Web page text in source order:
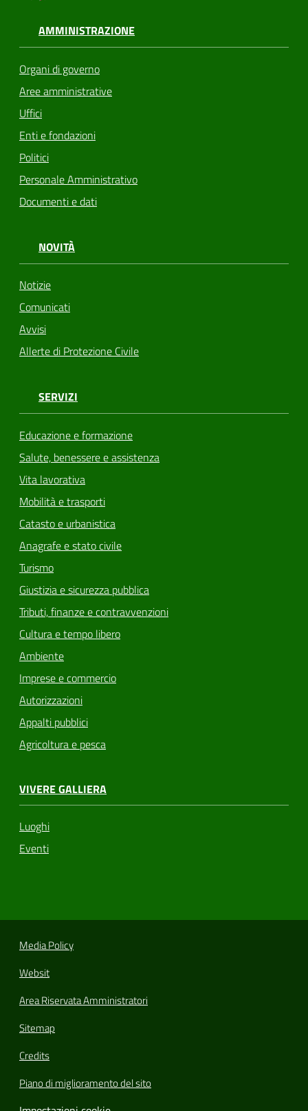
AMMINISTRAZIONE
Organi di governo
Aree amministrative
Uffici
Enti e fondazioni
Politici
Personale Amministrativo
Documenti e dati
NOVITÀ
Notizie
Comunicati
Avvisi
Allerte di Protezione Civile
SERVIZI
Educazione e formazione
Salute, benessere e assistenza
Vita lavorativa
Mobilità e trasporti
Catasto e urbanistica
Anagrafe e stato civile
Turismo
Giustizia e sicurezza pubblica
Tributi, finanze e contravvenzioni
Cultura e tempo libero
Ambiente
Imprese e commercio
Autorizzazioni
Appalti pubblici
Agricoltura e pesca
VIVERE GALLIERA
Luoghi
Eventi
Media Policy
Websit
Area Riservata Amministratori
Sitemap
Credits
Piano di miglioramento del sito